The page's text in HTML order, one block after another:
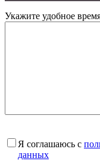
Укажите удобное
Я соглашаюсь с
данных